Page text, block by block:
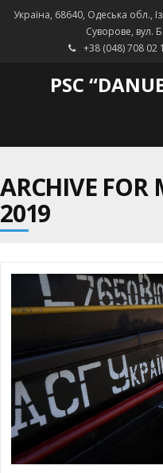
Україна, 68640, Одеська обл.,
Суворове, вул.
+38 (048) 708 02
PSC
ARCHIVE FOR
2019